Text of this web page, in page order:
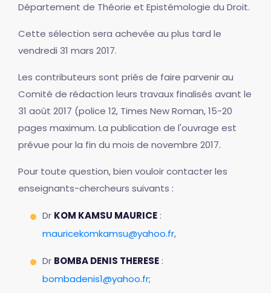
Département de Théorie et Epistémologie du Droit.
Cette sélection sera achevée au plus tard le
vendredi 31 mars 2017.
Les contributeurs sont priés de faire parvenir au
Comité de rédaction leurs travaux finalisés avant le
31 août 2017 (police 12, Times New Roman, 15-20
pages maximum. La publication de l'ouvrage est
prévue pour la fin du mois de novembre 2017.
Pour toute question, bien vouloir contacter les
enseignants-chercheurs suivants :
Dr KOM KAMSU MAURICE :
mauricekomkamsu@yahoo.fr,
Dr BOMBA DENIS THERESE :
bombadenis1@yahoo.fr;